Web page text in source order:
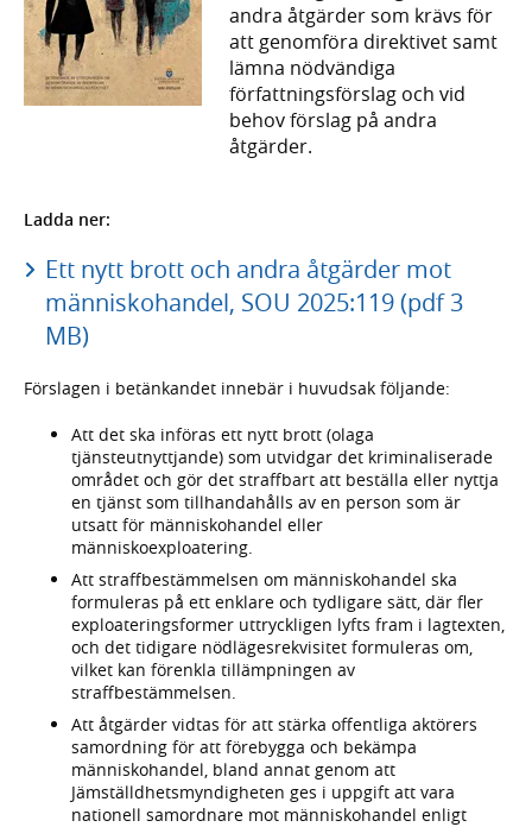
andra åtgärder som krävs för
att genomföra direktivet samt
lämna nödvändiga
författningsförslag och vid
behov förslag på andra
åtgärder.
Ladda ner:
Ett nytt brott och andra åtgärder mot
människohandel, SOU 2025:119 (pdf 3
MB)
Förslagen i betänkandet innebär i huvudsak följande:
Att det ska införas ett nytt brott (olaga
tjänsteutnyttjande) som utvidgar det kriminaliserade
området och gör det straffbart att beställa eller nyttja
en tjänst som tillhandahålls av en person som är
utsatt för människohandel eller
människoexploatering.
Att straffbestämmelsen om människohandel ska
formuleras på ett enklare och tydligare sätt, där fler
exploateringsformer uttryckligen lyfts fram i lagtexten,
och det tidigare nödlägesrekvisitet formuleras om,
vilket kan förenkla tillämpningen av
straffbestämmelsen.
Att åtgärder vidtas för att stärka offentliga aktörers
samordning för att förebygga och bekämpa
människohandel, bland annat genom att
Jämställdhetsmyndigheten ges i uppgift att vara
nationell samordnare mot människohandel enligt